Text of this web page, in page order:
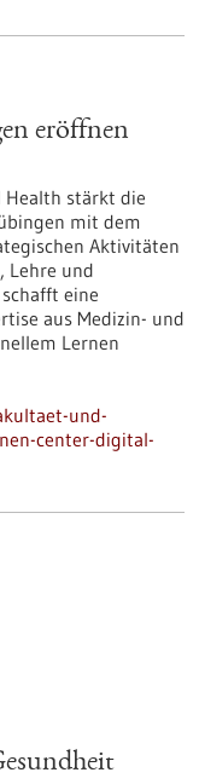
eröffnen
Health stärkt die
mit dem
Aktivitäten
Lehre und
eine
aus Medizin- und
Lernen
und-
center-digital-